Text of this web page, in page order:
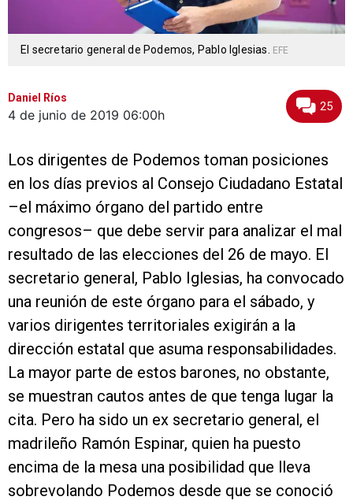
El secretario general de Podemos, Pablo Iglesias. EFE
Daniel Ríos
4 de junio de 2019 06:00h
25
Los dirigentes de Podemos toman posiciones
en los días previos al Consejo Ciudadano Estatal
–el máximo órgano del partido entre
congresos– que debe servir para analizar el mal
resultado de las elecciones del 26 de mayo. El
secretario general, Pablo Iglesias, ha convocado
una reunión de este órgano para el sábado, y
varios dirigentes territoriales exigirán a la
dirección estatal que asuma responsabilidades.
La mayor parte de estos barones, no obstante,
se muestran cautos antes de que tenga lugar la
cita. Pero ha sido un ex secretario general, el
madrileño Ramón Espinar, quien ha puesto
encima de la mesa una posibilidad que lleva
sobrevolando Podemos desde que se conoció